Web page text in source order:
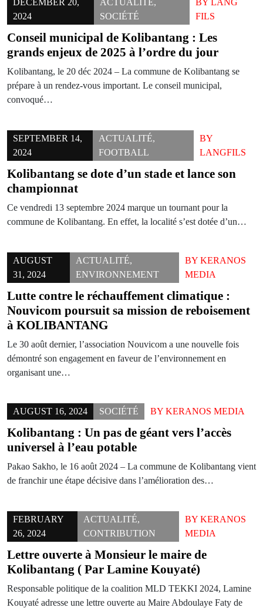
DECEMBER 20,
2024
ACTUALITÉ,
SOCIÉTÉ
BY
LANG
FILS
Conseil municipal de Kolibantang : Les
grands enjeux de 2025 à l’ordre du jour
Kolibantang, le 20 déc 2024 – La commune de Kolibantang se
prépare à un rendez-vous important. Le conseil municipal,
convoqué…
SEPTEMBER 14,
2024
ACTUALITÉ,
FOOTBALL
BY
LANGFILS
Kolibantang se dote d’un stade et lance son
championnat
Ce vendredi 13 septembre 2024 marque un tournant pour la
commune de Kolibantang. En effet, la localité s’est dotée d’un…
AUGUST
31, 2024
ACTUALITÉ,
ENVIRONNEMENT
BYKERANOS
MEDIA
Lutte contre le réchauffement climatique :
Nouvicom poursuit sa mission de reboisement
à KOLIBANTANG
Le 30 août dernier, l’association Nouvicom a une nouvelle fois
démontré son engagement en faveur de l’environnement en
organisant une…
AUGUST 16, 2024 SOCIÉTÉ BY KERANOS MEDIA
Kolibantang : Un pas de géant vers l’accès
universel à l’eau potable
Pakao Sakho, le 16 août 2024 – La commune de Kolibantang vient
de franchir une étape décisive dans l’amélioration des…
FEBRUARY
26, 2024
ACTUALITÉ,
CONTRIBUTION
BYKERANOS
MEDIA
Lettre ouverte à Monsieur le maire de
Kolibantang ( Par Lamine Kouyaté)
Responsable politique de la coalition MLD TEKKI 2024, Lamine
Kouyaté adresse une lettre ouverte au Maire Abdoulaye Faty de